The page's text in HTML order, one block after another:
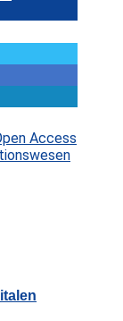
Access